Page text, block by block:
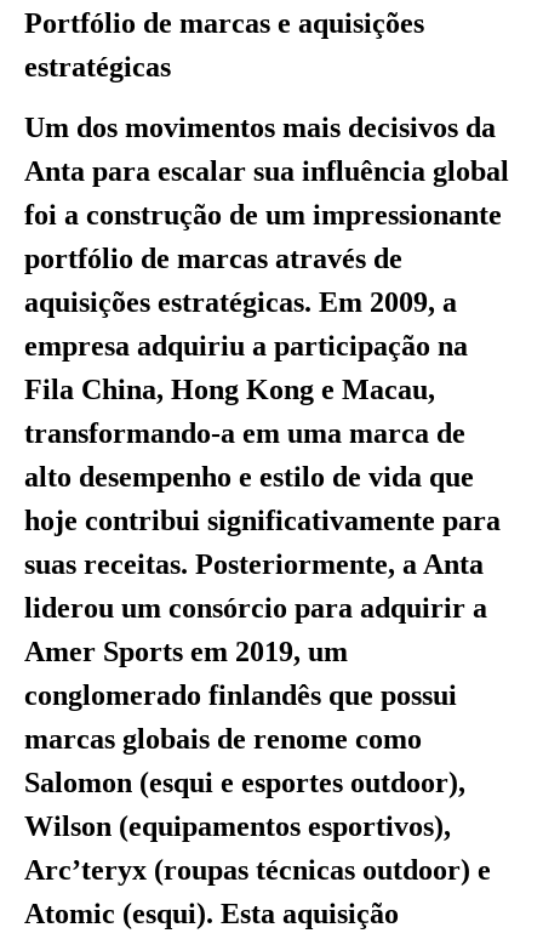
Portfólio de marcas e aquisições
estratégicas
Um dos movimentos mais decisivos da
Anta para escalar sua influência global
foi a construção de um impressionante
portfólio de marcas através de
aquisições estratégicas. Em 2009, a
empresa adquiriu a participação na
Fila China, Hong Kong e Macau,
transformando-a em uma marca de
alto desempenho e estilo de vida que
hoje contribui significativamente para
suas receitas. Posteriormente, a Anta
liderou um consórcio para adquirir a
Amer Sports em 2019, um
conglomerado finlandês que possui
marcas globais de renome como
Salomon (esqui e esportes outdoor),
Wilson (equipamentos esportivos),
Arc’teryx (roupas técnicas outdoor) e
Atomic (esqui). Esta aquisição